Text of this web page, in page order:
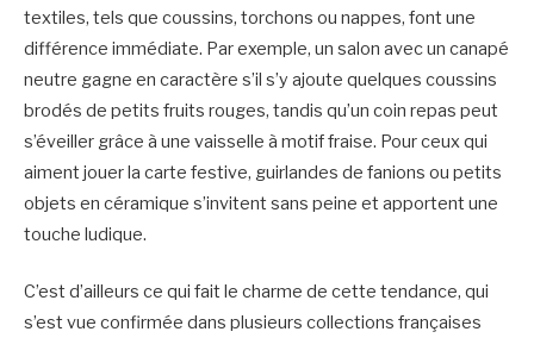
textiles, tels que coussins, torchons ou nappes, font une
différence immédiate. Par exemple, un salon avec un canapé
neutre gagne en caractère s’il s’y ajoute quelques coussins
brodés de petits fruits rouges, tandis qu’un coin repas peut
s’éveiller grâce à une vaisselle à motif fraise. Pour ceux qui
aiment jouer la carte festive, guirlandes de fanions ou petits
objets en céramique s’invitent sans peine et apportent une
touche ludique.
C’est d’ailleurs ce qui fait le charme de cette tendance, qui
s’est vue confirmée dans plusieurs collections françaises